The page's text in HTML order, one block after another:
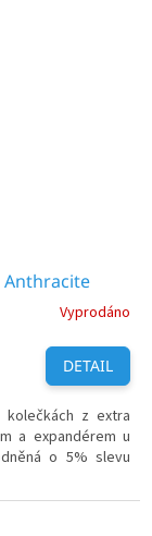
Anthracite
Vyprodáno
DETAIL
z extra
a expandérem u
o 5% slevu